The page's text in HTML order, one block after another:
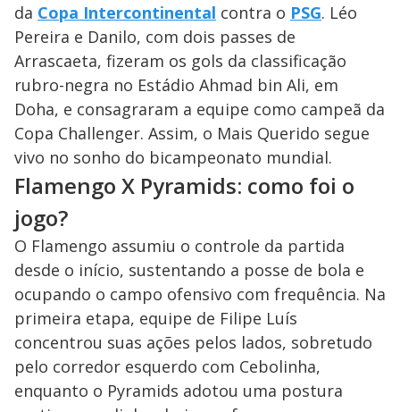
da Copa Intercontinental contra o PSG. Léo
Pereira e Danilo, com dois passes de
Arrascaeta, fizeram os gols da classificação
rubro-negra no Estádio Ahmad bin Ali, em
Doha, e consagraram a equipe como campeã da
Copa Challenger. Assim, o Mais Querido segue
vivo no sonho do bicampeonato mundial.
Flamengo X Pyramids: como foi o
jogo?
O Flamengo assumiu o controle da partida
desde o início, sustentando a posse de bola e
ocupando o campo ofensivo com frequência. Na
primeira etapa, equipe de Filipe Luís
concentrou suas ações pelos lados, sobretudo
pelo corredor esquerdo com Cebolinha,
enquanto o Pyramids adotou uma postura